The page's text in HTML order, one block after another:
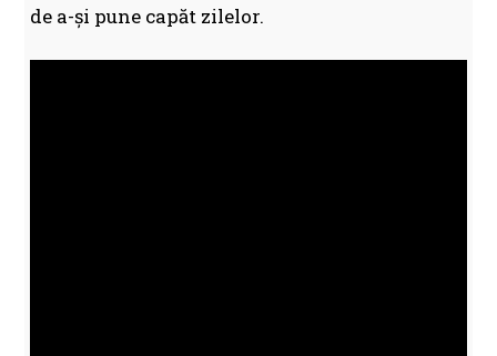
de a-și pune capăt zilelor.